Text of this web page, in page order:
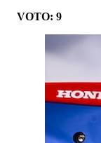
VOTO: 9